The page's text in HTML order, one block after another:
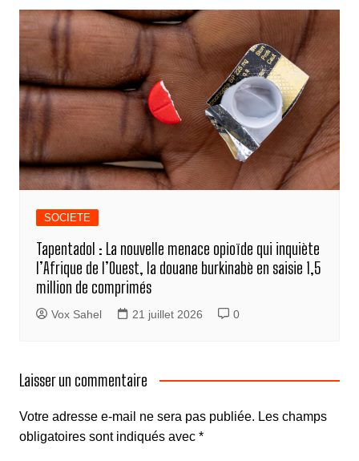
SOCIETE
Tapentadol : La nouvelle menace opioïde qui inquiète
l’Afrique de l’Ouest, la douane burkinabè en saisie 1,5
million de comprimés
Vox Sahel 21 juillet 2026 0
Laisser un commentaire
Votre adresse e-mail ne sera pas publiée. Les champs
obligatoires sont indiqués avec *